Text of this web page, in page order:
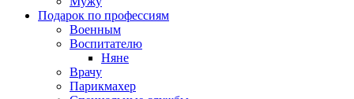
Подарок по профессиям
Военным
Воспитателю
Няне
Врачу
Парикмахер